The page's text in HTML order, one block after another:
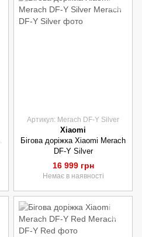
Артикул: Merach DF-Y Silver
Xiaomi
Бігова доріжка Xiaomi Merach
DF-Y Silver
16 999 грн
Немає в наявності